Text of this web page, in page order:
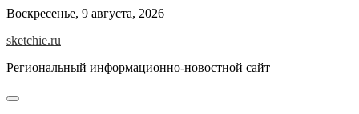
Skip
content
Воскресенье, 9 августа, 2026
sketchie.ru
Региональный информационно-новостной сайт